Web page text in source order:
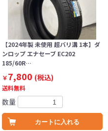
【2024年製 未使用 超バリ溝 1本】ダ
ンロップ エナセーブ EC202
185/60R…
￥7,800 (税込)
送料無料
数量
カートに入れる